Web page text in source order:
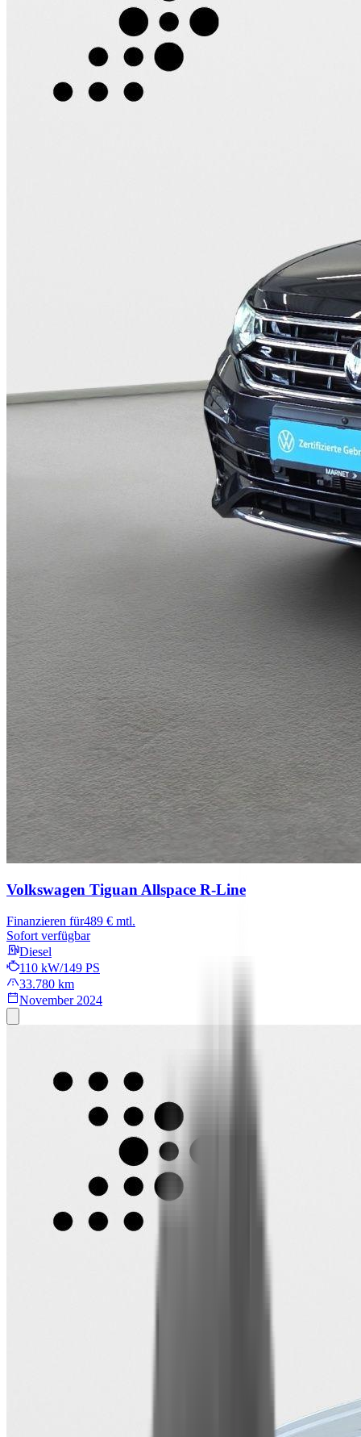
Volkswagen Tiguan Allspace R-Line
Finanzieren für489 € mtl.
Sofort verfügbar
Diesel
110 kW/149 PS
33.780 km
November 2024